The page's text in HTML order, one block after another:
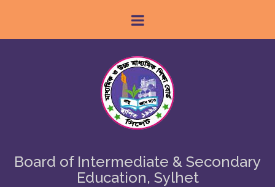
Board of Intermediate & Secondary
Education, Sylhet